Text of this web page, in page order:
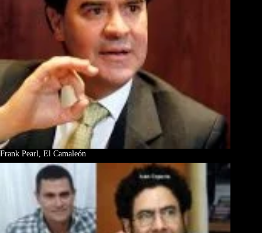
Frank Pearl, El Camaleón